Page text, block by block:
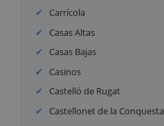
Carrícola
Casas Altas
Casas Bajas
Casinos
Castelló de Rugat
Castellonet de la Conquesta